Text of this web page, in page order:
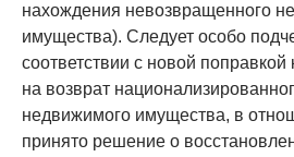
нахождения невозвращенного
имущества). Следует особо
соответствии с новой поправкой
на возврат
недвижимого имущества, в
принято решение о